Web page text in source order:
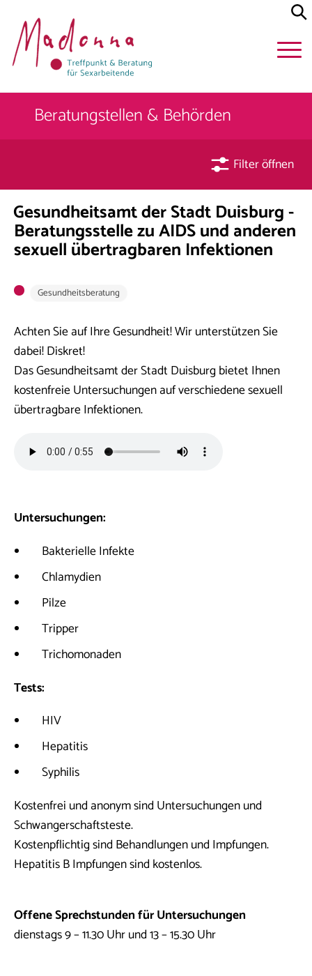
Beratungstellen & Behörden
Filter öffnen
Gesundheitsamt der Stadt Duisburg -
Beratungsstelle zu AIDS und anderen
sexuell übertragbaren Infektionen
Gesundheitsberatung
Achten Sie auf Ihre Gesundheit! Wir unterstützen Sie
dabei! Diskret!
Das Gesundheitsamt der Stadt Duisburg bietet Ihnen
kostenfreie Untersuchungen auf verschiedene sexuell
übertragbare Infektionen.
Untersuchungen:
Bakterielle Infekte
Chlamydien
Pilze
Tripper
Trichomonaden
Tests:
HIV
Hepatitis
Syphilis
Kostenfrei und anonym sind Untersuchungen und
Schwangerschaftsteste.
Kostenpflichtig sind Behandlungen und Impfungen.
Hepatitis B Impfungen sind kostenlos.
Offene Sprechstunden für Untersuchungen
dienstags 9 – 11.30 Uhr und 13 – 15.30 Uhr